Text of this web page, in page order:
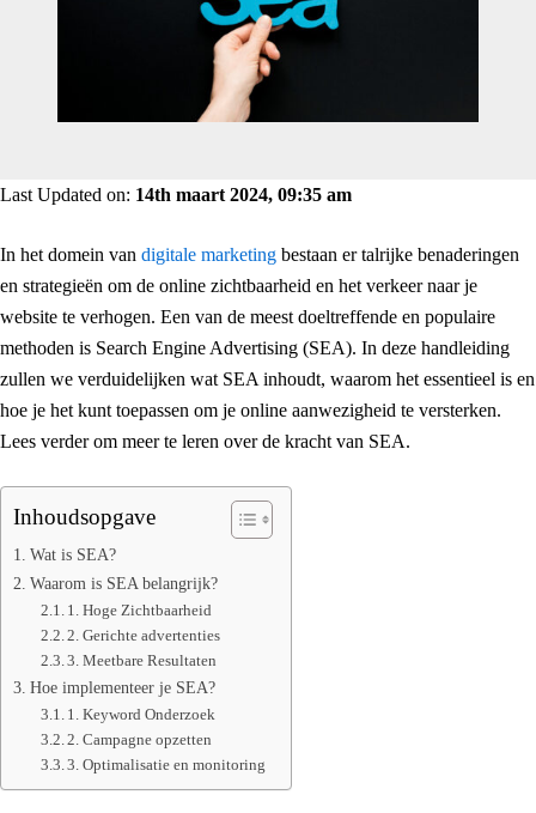
Last Updated on: 14th maart 2024, 09:35 am
In het domein van digitale marketing bestaan er talrijke benaderingen
en strategieën om de online zichtbaarheid en het verkeer naar je
website te verhogen. Een van de meest doeltreffende en populaire
methoden is Search Engine Advertising (SEA). In deze handleiding
zullen we verduidelijken wat SEA inhoudt, waarom het essentieel is en
hoe je het kunt toepassen om je online aanwezigheid te versterken.
Lees verder om meer te leren over de kracht van SEA.
Inhoudsopgave
Wat is SEA?
Waarom is SEA belangrijk?
1. Hoge Zichtbaarheid
2. Gerichte advertenties
3. Meetbare Resultaten
Hoe implementeer je SEA?
1. Keyword Onderzoek
2. Campagne opzetten
3. Optimalisatie en monitoring